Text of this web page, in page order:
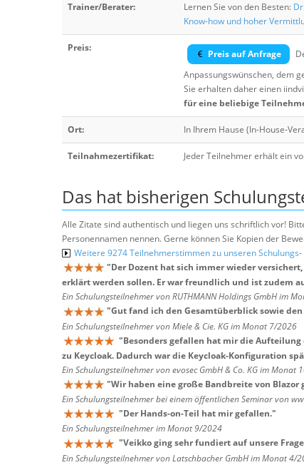
Trainer/Berater: Lernen Sie von den Besten:
Know-how und hoher
Preis:
Preis auf Anfrage
Anpassungswünschen, dem
Sie erhalten daher einen
für eine beliebige
Ort: In Ihrem Hause (In-House-
Teilnahmezertifikat: Jeder Teilnehmer erhält ein
Das hat bisherigen
Alle Zitate sind authentisch und liegen uns schriftlich vor!
Personennamen nennen. Gerne können Sie Kopien der
Weitere 9274 Teilnehmerstimmen zu unseren
"Der Dozent hat sich immer wieder
erklärt werden sollen. Er war freundlich und ist zudem
Ein Schulungsteilnehmer von RUTHMANN Holdings GmbH im
"Gut fand ich den Gesamtüberblick sowie
Ein Schulungsteilnehmer von Miele & Cie. KG im Monat 7/2026
"Besonders gefallen hat mir die
zu Keycloak. Dadurch war die Keycloak-Konfiguration
Ein Schulungsteilnehmer von evosec GmbH & Co. KG im Monat
"Wir haben eine große Bandbreite von Blazor
Ein Schulungsteilnehmer bei einem öffentlichen Seminar von
"Der Hands-on-Teil hat mir gefallen."
Ein Schulungsteilnehmer im Monat 9/2024
"Veikko ging sehr fundiert auf unsere
Ein Schulungsteilnehmer von Latschbacher GmbH im Monat 4/